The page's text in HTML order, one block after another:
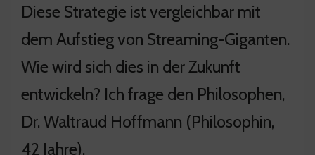
Diese Strategie ist vergleichbar mit
dem Aufstieg von Streaming-Giganten.
Wie wird sich dies in der Zukunft
entwickeln? Ich frage den Philosophen,
Dr. Waltraud Hoffmann (Philosophin,
42 Jahre).